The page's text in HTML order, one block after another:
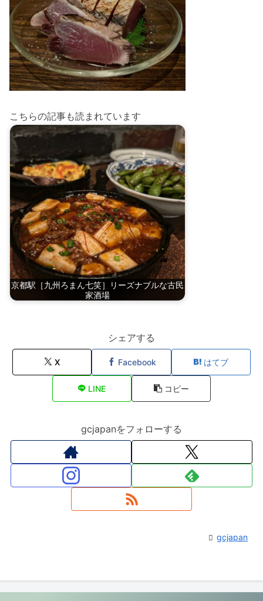
こちらの記事も読まれています
京都駅［九州ろまん七笑］リーズナブルな古民
家酒場
シェアする
X Facebook はてブ
LINE コピー
gcjapanをフォローする
gcjapan